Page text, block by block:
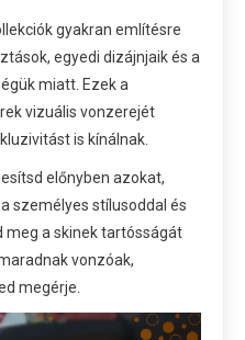
gyakran említésre
egyedi dizájnjaik és a
miatt. Ezek a
vizuális vonzerejét
is kínálnak.
előnyben azokat,
személyes stílusoddal és
meg a skinek tartósságát
vonzóak,
megérje.